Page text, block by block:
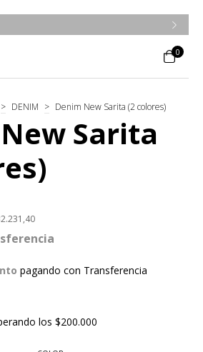
0
> DENIM > Denim New Sarita (2 colores)
Sarita
pagando con Transferencia
los $200.000